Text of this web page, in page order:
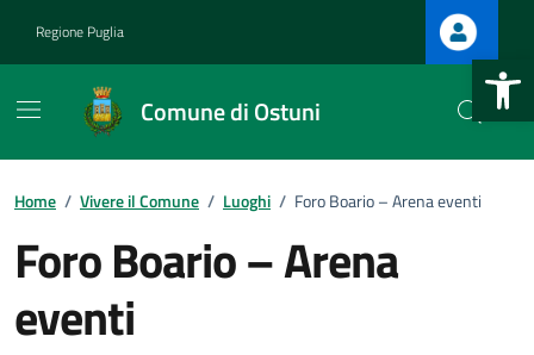
Apri la
Regione Puglia
Comune di Ostuni
Home / Vivere il Comune / Luoghi / Foro Boario – Arena eventi
Foro Boario – Arena
eventi